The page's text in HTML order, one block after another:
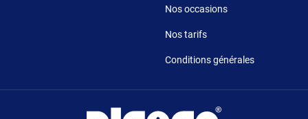
Nos occasions
Nos tarifs
Conditions générales